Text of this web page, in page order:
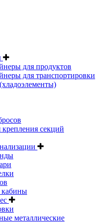
для продуктов
для транспортировки
секций
кабины
металлические